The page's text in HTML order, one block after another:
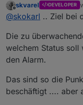
und User
Ist blöd
schreiben
Offline
skvarel DEVELOPER
@skokarl .. Ziel bei
Die zu
welchem Status soll
den Alarm.
Das sind so die
beschäftigt .... aber